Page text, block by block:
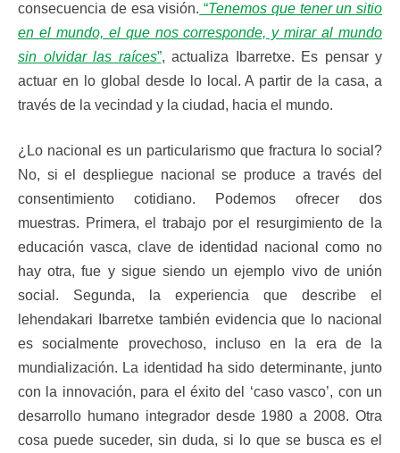
consecuencia de esa visión. “Tenemos que tener un sitio
en el mundo, el que nos corresponde, y mirar al mundo
sin olvidar las raíces”, actualiza Ibarretxe. Es pensar y
actuar en lo global desde lo local. A partir de la casa, a
través de la vecindad y la ciudad, hacia el mundo.
¿Lo nacional es un particularismo que fractura lo social?
No, si el despliegue nacional se produce a través del
consentimiento cotidiano. Podemos ofrecer dos
muestras. Primera, el trabajo por el resurgimiento de la
educación vasca, clave de identidad nacional como no
hay otra, fue y sigue siendo un ejemplo vivo de unión
social. Segunda, la experiencia que describe el
lehendakari Ibarretxe también evidencia que lo nacional
es socialmente provechoso, incluso en la era de la
mundialización. La identidad ha sido determinante, junto
con la innovación, para el éxito del ‘caso vasco’, con un
desarrollo humano integrador desde 1980 a 2008. Otra
cosa puede suceder, sin duda, si lo que se busca es el